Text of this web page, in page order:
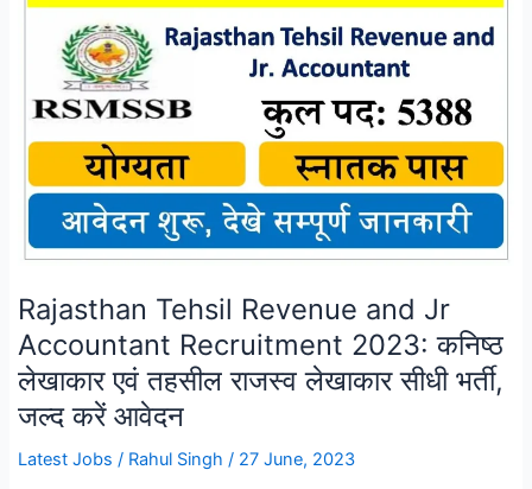
Rajasthan Tehsil Revenue and Jr
Accountant Recruitment 2023: कनिष्ठ
लेखाकार एवं तहसील राजस्व लेखाकार सीधी भर्ती,
जल्द करें आवेदन
Latest Jobs / Rahul Singh/ 27 June, 2023